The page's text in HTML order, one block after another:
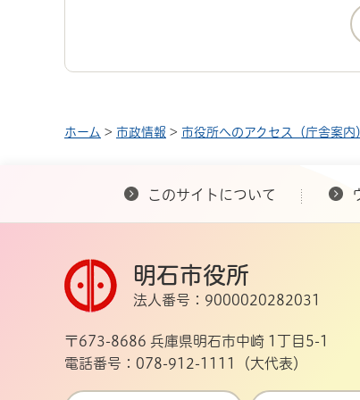
ホーム > 市政情報 > 市役所へのアクセス（庁舎案内
このサイトについて
明石市役所
法人番号：9000020282031
〒673-8686 兵庫県明石市中崎 1丁目5-1
電話番号：078-912-1111（大代表）